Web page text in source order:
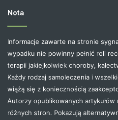
Nota
Informacje zawarte na stronie
wypadku nie powinny pełnić roli
terapii jakiejkolwiek choroby,
Każdy rodzaj samoleczenia i
wiążą się z koniecznością
Autorzy opublikowanych
różnych stron. Pokazują